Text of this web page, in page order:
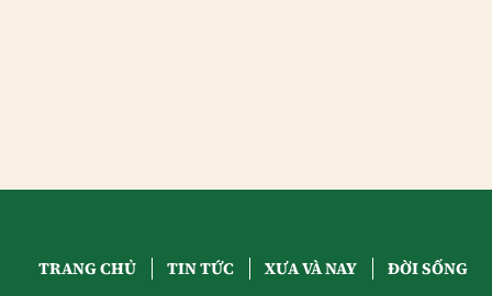
TRANG CHỦ TIN TỨC XƯA VÀ NAY ĐỜI SỐNG